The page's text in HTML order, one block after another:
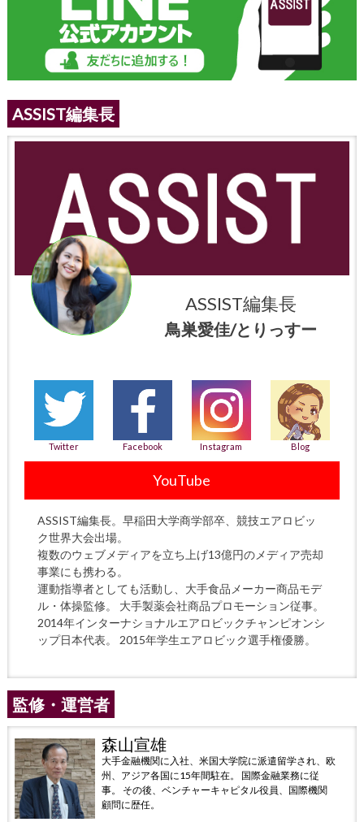
ASSIST編集長
ASSIST編集長
鳥巣愛佳/とりっすー
Twitter Facebook Instagram Blog
YouTube
ASSIST編集長。早稲田大学商学部卒、競技エアロビッ
ク世界大会出場。
複数のウェブメディアを立ち上げ13億円のメディア売却
事業にも携わる。
運動指導者としても活動し、大手食品メーカー商品モデ
ル・体操監修。 大手製薬会社商品プロモーション従事。
2014年インターナショナルエアロビックチャンピオンシ
ップ日本代表。 2015年学生エアロビック選手権優勝。
監修・運営者
森山宣雄
大手金融機関に入社、米国大学院に派遣留学され、欧
州、アジア各国に15年間駐在。 国際金融業務に従
事。 その後、ベンチャーキャピタル役員、国際機関
顧問に歴任。